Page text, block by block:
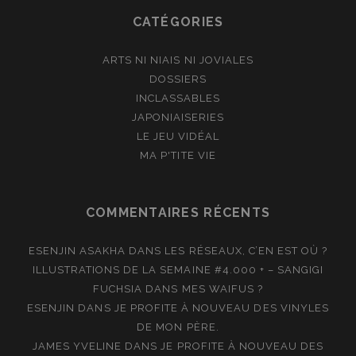
CATÉGORIES
ARTS NI NIAIS NI JOVIALES
DOSSIERS
INCLASSABLES
JAPONIAISERIES
LE JEU VIDÉAL
MA P'TITE VIE
COMMENTAIRES RÉCENTS
ESENJIN ASAKHA DANS LES RÉSEAUX, C’EN EST OÙ ?
ILLUSTRATIONS DE LA SEMAINE #4.000 + – SANGIGI
FUCHSIA DANS MES WAIFUS ?
ESENJIN DANS JE PROFITE À NOUVEAU DES VINYLES
DE MON PÈRE.
JAMES YVELINE DANSJE PROFITE À NOUVEAU DES